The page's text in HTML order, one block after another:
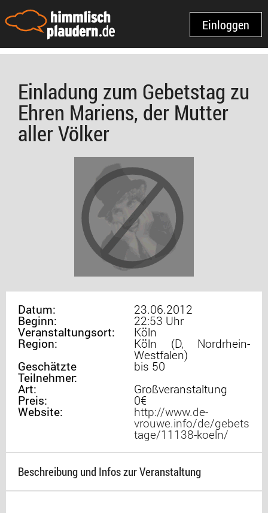
Einloggen
Einladung zum Gebetstag zu
Ehren Mariens, der Mutter
aller Völker
Datum: 23.06.2012
Beginn: 22:53 Uhr
Veranstaltungsort: Köln
Region: Köln (D, Nordrhein-
Westfalen)
Geschätzte
Teilnehmer:
bis 50
Art:
Großveranstaltung
Preis: 0€
Website: http://www.de-
vrouwe.info/de/gebets
tage/11138-koeln/
Beschreibung und Infos zur Veranstaltung